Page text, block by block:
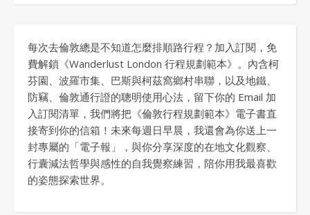
每次去倫敦總是不知道怎麼排順路行程？加入訂閱，免
費解鎖《Wanderlust London 行程規劃範本》。內含柯
芬園、波羅市集、巴斯與柯茲窩鄉村串聯，以及地鐵、
防竊、倫敦通行證的聰明使用心法，留下你的 Email 加
入訂閱清單，我們將把《倫敦行程規劃範本》電子書直
接寄到你的信箱！未來每週日早晨，我還會為你送上一
封專屬的「電子報」，與你分享深度的在地文化觀察、
行囊減法哲學與感性的自我覺察練習，陪你用我最喜歡
的姿態探索世界。